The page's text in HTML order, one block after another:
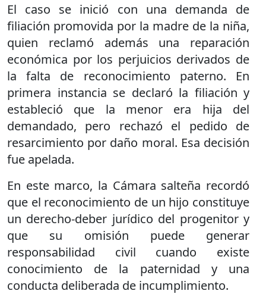
El caso se inició con una demanda de
filiación promovida por la madre de la niña,
quien reclamó además una reparación
económica por los perjuicios derivados de
la falta de reconocimiento paterno. En
primera instancia se declaró la filiación y
estableció que la menor era hija del
demandado, pero rechazó el pedido de
resarcimiento por daño moral. Esa decisión
fue apelada.
En este marco, la Cámara salteña recordó
que el reconocimiento de un hijo constituye
un derecho-deber jurídico del progenitor y
que su omisión puede generar
responsabilidad civil cuando existe
conocimiento de la paternidad y una
conducta deliberada de incumplimiento.